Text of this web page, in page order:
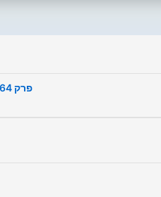
פרק 64 - מצעד השירים של סרטי ההמשך